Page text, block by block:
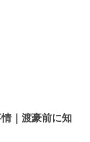
｜渡豪前に知